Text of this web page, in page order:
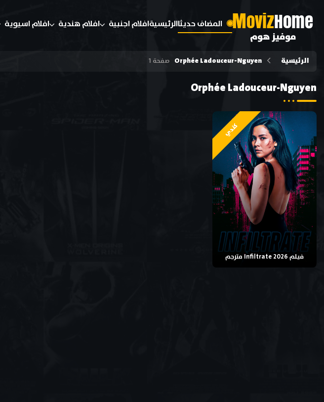
MovizHome
موفيز هوم
المضاف حديثاالرئيسيةافلام اجنبية افلام هندية افلام اسيوية
الرئيسية Orphée Ladouceur-Nguyen صفحة 1
Orphée Ladouceur-Nguyen
كندي
فيلم Infiltrate 2026 مترجم